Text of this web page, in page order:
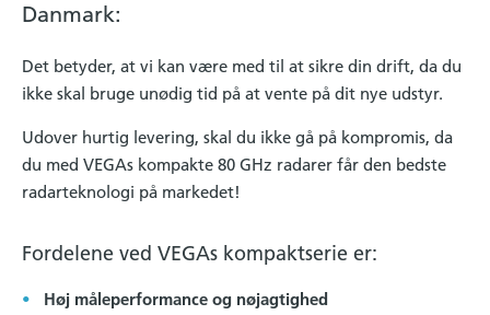
Danmark:
Det betyder, at vi kan være med til at sikre din drift, da du
ikke skal bruge unødig tid på at vente på dit nye udstyr.
Udover hurtig levering, skal du ikke gå på kompromis, da
du med VEGAs kompakte 80 GHz radarer får den bedste
radarteknologi på markedet!
Fordelene ved VEGAs kompaktserie er:
Høj måleperformance og nøjagtighed